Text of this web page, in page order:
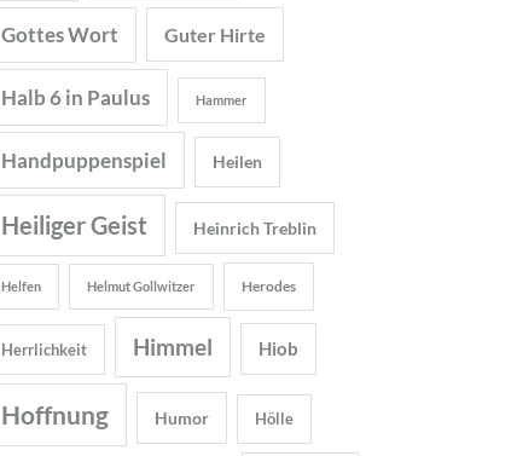
Gottes Wort Guter Hirte
Halb 6 in Paulus Hammer
Handpuppenspiel Heilen
Heiliger Geist Heinrich Treblin
Helfen Helmut Gollwitzer Herodes
Herrlichkeit Himmel Hiob
Hoffnung Humor Hölle